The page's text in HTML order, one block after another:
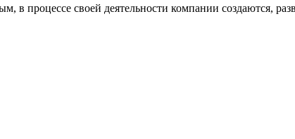
в процессе своей деятельности компании создаются,